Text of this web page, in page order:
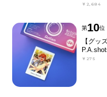
￥2,684
第10位
【グッ
￥275